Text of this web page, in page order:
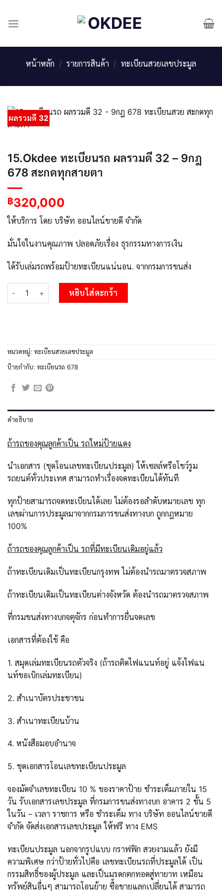
content
หน้าหลัก / รายการสินค้า / ทะเบียนสวยเลขประมูล
ผลรวมดี 32
15.Okdee ทะเบียนรถ ผลรวมดี 32 – 9กฎ
678 สะกดทุกสายตา
฿320,000
ให้บริการ โดย บริษัท ออนไลน์ขายดี จำกัด
มั่นใจในงานคุณภาพ ปลอดภัยเรื่อง ธุรกรรมทางการเงิน
ได้รับเล่มรถพร้อมป้ายทะเบียนแน่นอน. จากกรมการขนส่ง
จำนวน 15.Okdee ทะเบียนรถ ผลรวมดี 32 - 9กฎ 678 สะกดทุกสาย
หยิบใส่ตะกร้า
หมวดหมู่: ทะเบียนสวยเลขประมูล
ป้ายกำกับ: ทะเบียนรถ 678
คำอธิบาย
ถ้ารถของคุณลูกค้าเป็น รถใหม่ป้ายแดง
นำเอกสาร (ชุดโอนเลขทะเบียนประมูล) ให้เซลล์หรือโชว์รูม
รถยนต์ทั่วประเทศ สามารถทำเรื่องจดทะเบียนได้ทันที
ทุกป้ายสามารถจดทะเบียนได้เลย ไม่ต้องรอลำดับหมายเลข ทุก
เลขผ่านการประมูลมาจากกรมการขนส่งทางบก ถูกกฎหมาย
100%
ถ้ารถของคุณลูกค้าเป็น รถที่มีทะเบียนเดิมอยู่แล้ว
ถ้าทะเบียนเดิมเป็นทะเบียนกรุงทพ ไม่ต้องนำรถมาตรวจสภาพ
ถ้าทะเบียนเดิมเป็นทะเบียนต่างจังหวัด ต้องนำรถมาตรวจสภาพ
ที่กรมขนส่งทางบกจตุจักร ก่อนทำการยื่นจดเลข
เอกสารที่ต้องใช้ คือ
1. สมุดเล่มทะเบียนรถตัวจริง (ถ้ารถติดไฟแนนท์อยู่ แจ้งไฟแน
นท์ขอเบิกเล่มทะเบียน)
2. สำเนาบัตรประชาชน
3. สำเนาทะเบียนบ้าน
4. หนังสือมอบอำนาจ
5. ชุดเอกสารโอนเลขทะเบียนประมูล
จองมัดจำเลขทะเบียน 10 % ของราคาป้าย ชำระเต็มภายใน 15
วัน รับเอกสารเลขประมูล ที่กรมการขนส่งทางบก อาคาร 2 ชั้น 5
ในวัน – เวลา ราชการ หรือ ชำระเต็ม ทาง บริษัท ออนไลน์ขายดี
จำกัด จัดส่งเอกสารเลขประมูล ให้ฟรี ทาง EMS
ทะเบียนประมูล นอกจากรูปแบบ กราฟฟิก สวยงามแล้ว ยังมี
ความพิเศษ กว่าป้ายทั่วไปคือ เลขทะเบียนรถที่ประมูลได้ เป็น
กรรมสิทธิ์ของผู้ประมูล และเป็นมรดกตกทอดสู่ทายาท เหมือน
ทรัพย์สินอื่นๆ สามารถโอนย้าย ซื้อขายแลกเปลี่ยนได้ สามารถ